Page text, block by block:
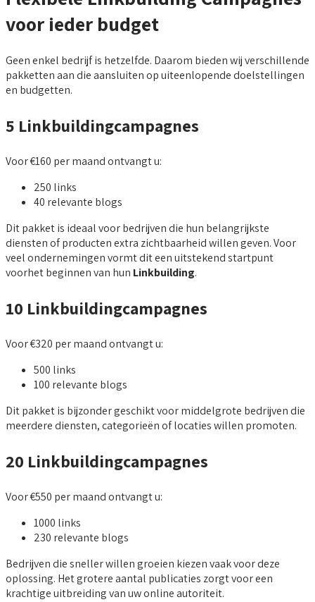
voor ieder budget
Geen enkel bedrijf is hetzelfde. Daarom bieden wij verschillende
pakketten aan die aansluiten op uiteenlopende doelstellingen
en budgetten.
5 Linkbuildingcampagnes
Voor €160 per maand ontvangt u:
250 links
40 relevante blogs
Dit pakket is ideaal voor bedrijven die hun belangrijkste
diensten of producten extra zichtbaarheid willen geven. Voor
veel ondernemingen vormt dit een uitstekend startpunt
voorhet beginnen van hun Linkbuilding.
10 Linkbuildingcampagnes
Voor €320 per maand ontvangt u:
500 links
100 relevante blogs
Dit pakket is bijzonder geschikt voor middelgrote bedrijven die
meerdere diensten, categorieën of locaties willen promoten.
20 Linkbuildingcampagnes
Voor €550 per maand ontvangt u:
1000 links
230 relevante blogs
Bedrijven die sneller willen groeien kiezen vaak voor deze
oplossing. Het grotere aantal publicaties zorgt voor een
krachtige uitbreiding van uw online autoriteit.